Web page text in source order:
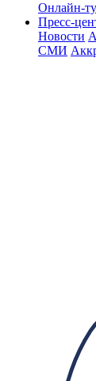
Онлайн-
Пресс-
Новости
СМИ